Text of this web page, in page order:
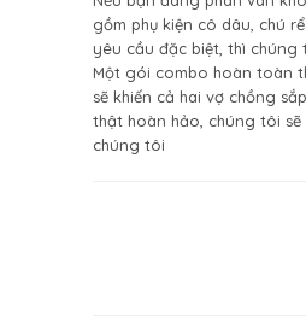
gồm phụ kiện cô dâu, chú
yêu cầu đặc biệt, thì chúng
Một gói combo hoàn toàn
sẽ khiến cả hai vợ chồng
thật hoàn hảo, chúng tôi
chúng tôi